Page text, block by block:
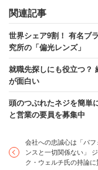
関連記事
世界シェア9割！ 有名ブ
究所の「偏光レンズ」
就職先探しにも役立つ？
が面白い
頭のつぶれたネジを簡単
と営業の要員を募集中
会社への忠誠心は「パフ
ンスと一切関係ない」
ク・ウェルチ氏の持論に